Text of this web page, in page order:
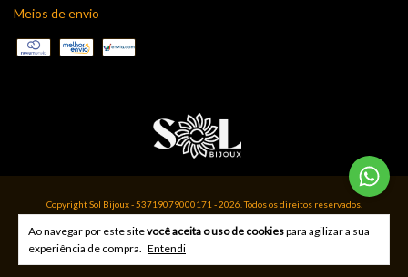
Ao navegar por este sitevocê aceita o uso de cookiespara agilizar a sua
experiência de compra. Entendi
Meios de envio
Copyright Sol Bijoux - 53719079000171 - 2026. Todos os direitos reservados.